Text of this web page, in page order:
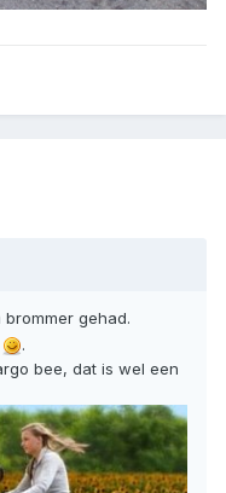
gehad.
.
bee, dat is wel een